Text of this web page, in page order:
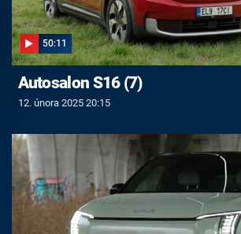
50:11
Autosalon S16 (7)
12. února 2025 20:15